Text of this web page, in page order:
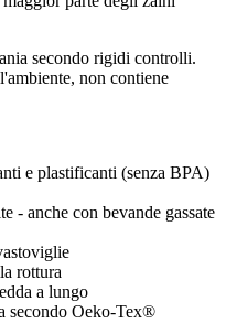
secondo rigidi controlli.
non contiene
e plastificanti (senza BPA)
- anche con bevande gassate
rottura
a lungo
secondo Oeko-Tex®